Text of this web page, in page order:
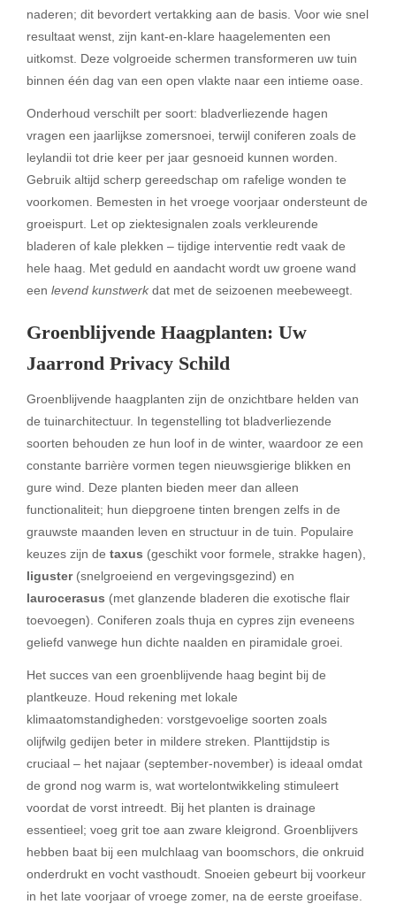
naderen; dit bevordert vertakking aan de basis. Voor wie snel
resultaat wenst, zijn kant-en-klare haagelementen een
uitkomst. Deze volgroeide schermen transformeren uw tuin
binnen één dag van een open vlakte naar een intieme oase.
Onderhoud verschilt per soort: bladverliezende hagen
vragen een jaarlijkse zomersnoei, terwijl coniferen zoals de
leylandii tot drie keer per jaar gesnoeid kunnen worden.
Gebruik altijd scherp gereedschap om rafelige wonden te
voorkomen. Bemesten in het vroege voorjaar ondersteunt de
groeispurt. Let op ziektesignalen zoals verkleurende
bladeren of kale plekken – tijdige interventie redt vaak de
hele haag. Met geduld en aandacht wordt uw groene wand
een levend kunstwerk dat met de seizoenen meebeweegt.
Groenblijvende Haagplanten: Uw
Jaarrond Privacy Schild
Groenblijvende haagplanten zijn de onzichtbare helden van
de tuinarchitectuur. In tegenstelling tot bladverliezende
soorten behouden ze hun loof in de winter, waardoor ze een
constante barrière vormen tegen nieuwsgierige blikken en
gure wind. Deze planten bieden meer dan alleen
functionaliteit; hun diepgroene tinten brengen zelfs in de
grauwste maanden leven en structuur in de tuin. Populaire
keuzes zijn de taxus (geschikt voor formele, strakke hagen),
liguster(snelgroeiend en vergevingsgezind) en
laurocerasus (met glanzende bladeren die exotische flair
toevoegen). Coniferen zoals thuja en cypres zijn eveneens
geliefd vanwege hun dichte naalden en piramidale groei.
Het succes van een groenblijvende haag begint bij de
plantkeuze. Houd rekening met lokale
klimaatomstandigheden: vorstgevoelige soorten zoals
olijfwilg gedijen beter in mildere streken. Planttijdstip is
cruciaal – het najaar (september-november) is ideaal omdat
de grond nog warm is, wat wortelontwikkeling stimuleert
voordat de vorst intreedt. Bij het planten is drainage
essentieel; voeg grit toe aan zware kleigrond. Groenblijvers
hebben baat bij een mulchlaag van boomschors, die onkruid
onderdrukt en vocht vasthoudt. Snoeien gebeurt bij voorkeur
in het late voorjaar of vroege zomer, na de eerste groeifase.